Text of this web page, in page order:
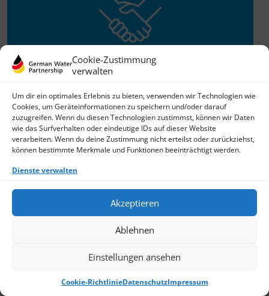
Cookie-Zustimmung
verwalten
Um dir ein optimales Erlebnis zu bieten, verwenden wir Technologien wie
Cookies, um Geräteinformationen zu speichern und/oder darauf
zuzugreifen. Wenn du diesen Technologien zustimmst, können wir Daten
wie das Surfverhalten oder eindeutige IDs auf dieser Website
verarbeiten. Wenn du deine Zustimmung nicht erteilst oder zurückziehst,
können bestimmte Merkmale und Funktionen beeinträchtigt werden.
Dienste verwalten
Akzeptieren
Ablehnen
Einstellungen ansehen
Cookie-RichtlinieDatenschutzImpressum
Willkommen im Netzwerk
26.11.2025
GWP freut sich über Neuzuwachs: Die SKion Water GmbH
bereichert das Netzwerk als Technologie- und
Lösungsanbieter sowie Anlagenbauer im Bereich
› Weiterlesen